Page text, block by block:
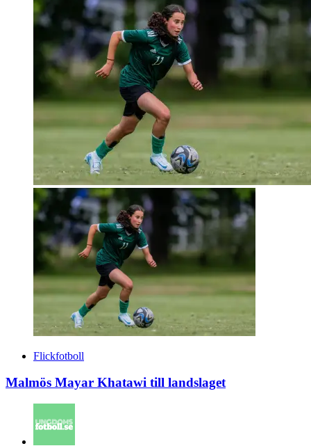
Flickfotboll
Malmös Mayar Khatawi till landslaget